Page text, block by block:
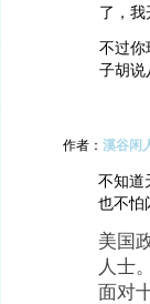
了，我
不过你
子胡说
作者： 溪谷闲
不知道
也不怕
美国
人士
面对